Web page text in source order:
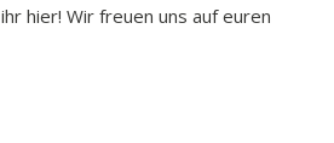
hier! Wir freuen uns auf euren